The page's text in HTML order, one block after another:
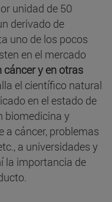
unidad de 50
derivado de
uno de los pocos
en el mercado
cáncer y en otras
el científico natural
en el estado de
biomedicina y
a cáncer, problemas
a universidades y
la importancia de